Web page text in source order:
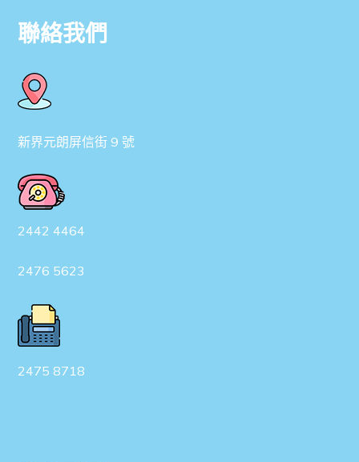
聯絡我們
新界元朗屏信街 9 號
2442 4464
2476 5623
2475 8718